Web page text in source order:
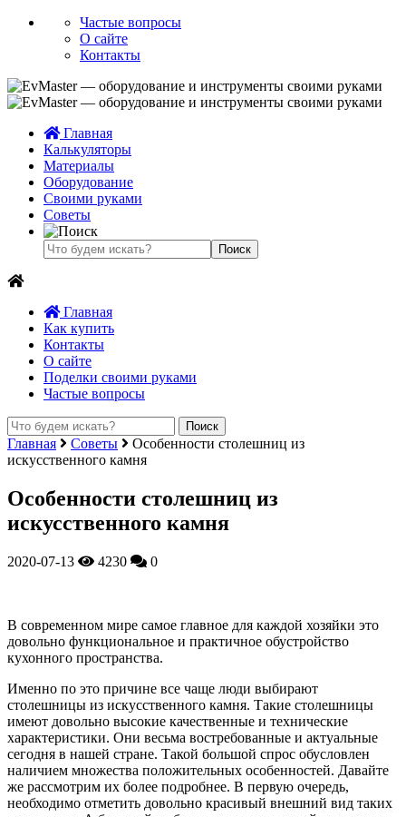
Частые вопросы
О сайте
Контакты
Главная
Калькуляторы
Материалы
Оборудование
Своими руками
Советы
Главная
Как купить
Контакты
О сайте
Поделки своими руками
Частые вопросы
Главная Советы
Особенности столешниц из
искусственного камня
Особенности столешниц из
искусственного камня
2020-07-13 4230 0
В современном мире самое главное для каждой хозяйки это
довольно функциональное и практичное обустройство
кухонного пространства.
Именно по это причине все чаще люди выбирают
столешницы из искусственного камня. Такие столешницы
имеют довольно высокие качественные и технические
характеристики. Они весьма востребованные и актуальные
сегодня в нашей стране. Такой большой спрос обусловлен
наличием множества положительных особенностей. Давайте
же рассмотрим их более подробнее. В первую очередь,
необходимо отметить довольно красивый внешний вид таких